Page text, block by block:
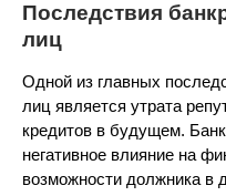
Последствия
лиц
Одной из главных
лиц является утрата
кредитов в будущем.
негативное влияние на
возможности должника в